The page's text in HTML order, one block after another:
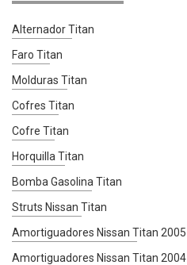
Alternador Titan
Faro Titan
Molduras Titan
Cofres Titan
Cofre Titan
Horquilla Titan
Bomba Gasolina Titan
Struts Nissan Titan
Amortiguadores Nissan Titan 2005
Amortiguadores Nissan Titan 2004